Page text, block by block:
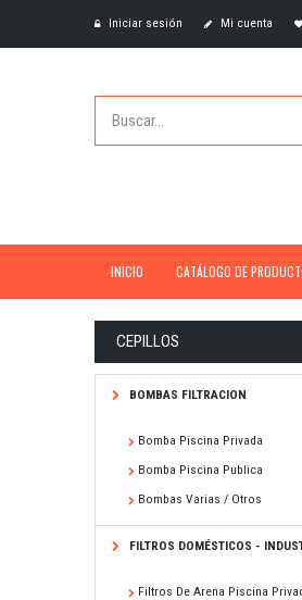
Iniciar sesión Mi cuenta
INICIO CATÁLOGO DE
CEPILLOS
BOMBAS FILTRACION
Bomba Piscina Privada
Bomba Piscina Publica
Bombas Varias / Otros
FILTROS DOMÉSTICOS -
Filtros De Arena Piscina